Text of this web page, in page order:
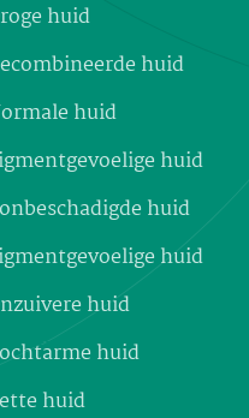
huid
huid
huid
huid
huid
huid
huid
huid
huid